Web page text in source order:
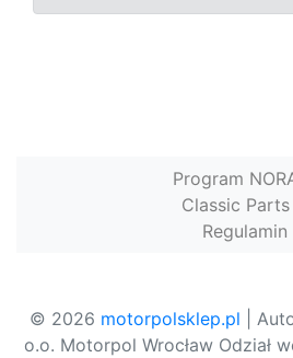
Program
Classic Parts
Regulamin
© 2026 motorpolsklep.pl |
o.o. Motorpol Wrocław Odział